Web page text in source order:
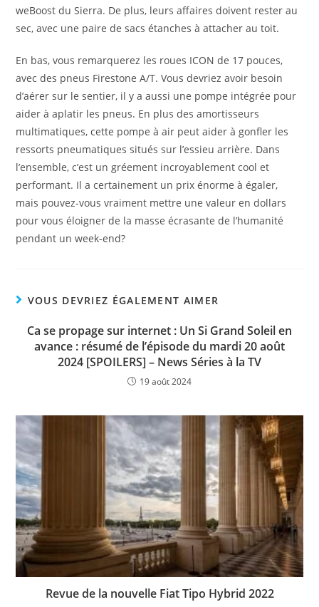
weBoost du Sierra. De plus, leurs affaires doivent rester au
sec, avec une paire de sacs étanches à attacher au toit.
En bas, vous remarquerez les roues ICON de 17 pouces,
avec des pneus Firestone A/T. Vous devriez avoir besoin
d’aérer sur le sentier, il y a aussi une pompe intégrée pour
aider à aplatir les pneus. En plus des amortisseurs
multimatiques, cette pompe à air peut aider à gonfler les
ressorts pneumatiques situés sur l’essieu arrière. Dans
l’ensemble, c’est un gréement incroyablement cool et
performant. Il a certainement un prix énorme à égaler,
mais pouvez-vous vraiment mettre une valeur en dollars
pour vous éloigner de la masse écrasante de l’humanité
pendant un week-end?
VOUS DEVRIEZ ÉGALEMENT AIMER
Ca se propage sur internet : Un Si Grand Soleil en
avance : résumé de l’épisode du mardi 20 août
2024 [SPOILERS] – News Séries à la TV
19 août 2024
Revue de la nouvelle Fiat Tipo Hybrid 2022